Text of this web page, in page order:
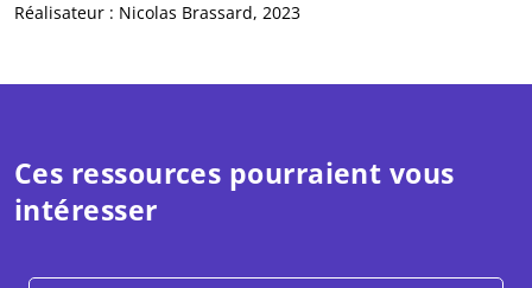
Réalisateur : Nicolas Brassard, 2023
Ces ressources pourraient vous
intéresser